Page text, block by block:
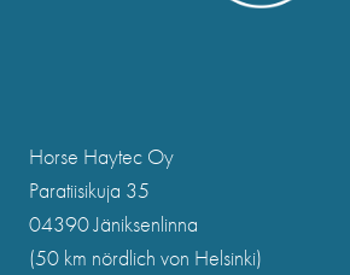
Horse Haytec Oy
Paratiisikuja 35
04390 Jäniksenlinna
(50 km nördlich von Helsinki)